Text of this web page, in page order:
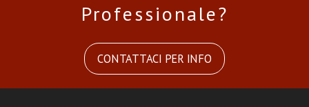
Professionale?
CONTATTACI PER INFO